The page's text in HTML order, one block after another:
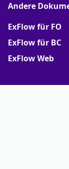
Andere
ExFlow für FO
ExFlow für BC
ExFlow Web